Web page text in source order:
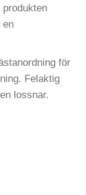
en
för
Felaktig
lossnar.